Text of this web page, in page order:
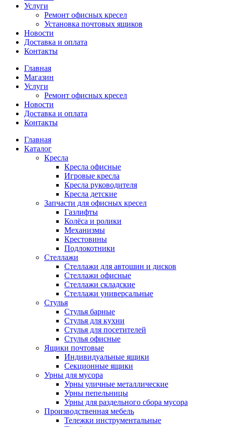
Услуги
Ремонт офисных кресел
Установка почтовых ящиков
Новости
Доставка и оплата
Контакты
Главная
Магазин
Услуги
Ремонт офисных кресел
Новости
Доставка и оплата
Контакты
Главная
Каталог
Кресла
Кресла офисные
Игровые кресла
Кресла руководителя
Кресла детские
Запчасти для офисных кресел
Газлифты
Колёса и ролики
Механизмы
Крестовины
Подлокотники
Стеллажи
Стеллажи для автошин и дисков
Стеллажи офисные
Стеллажи складские
Стеллажи универсальные
Стулья
Стулья барные
Стулья для кухни
Стулья для посетителей
Стулья офисные
Ящики почтовые
Индивидуальные ящики
Секционные ящики
Урны для мусора
Урны уличные металлические
Урны пепельницы
Урны для раздельного сбора мусора
Производственная мебель
Тележки инструментальные